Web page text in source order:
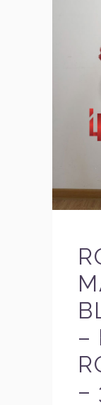
–
–